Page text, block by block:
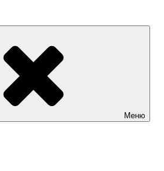
и Калининградской
Меню